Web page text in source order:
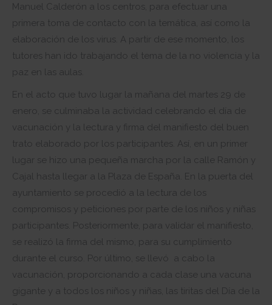
Manuel Calderón a los centros, para efectuar una
primera toma de contacto con la temática, así como la
elaboración de los virus. A partir de ese momento, los
tutores han ido trabajando el tema de la no violencia y la
paz en las aulas.
En el acto que tuvo lugar la mañana del martes 29 de
enero, se culminaba la actividad celebrando el día de
vacunación y la lectura y firma del manifiesto del buen
trato elaborado por los participantes. Así, en un primer
lugar se hizo una pequeña marcha por la calle Ramón y
Cajal hasta llegar a la Plaza de España. En la puerta del
ayuntamiento se procedió a la lectura de los
compromisos y peticiones por parte de los niños y niñas
participantes. Posteriormente, para validar el manifiesto,
se realizó la firma del mismo, para su cumplimiento
durante el curso. Por último, se llevó a cabo la
vacunación, proporcionando a cada clase una vacuna
gigante y a todos los niños y niñas, las tiritas del Día de la